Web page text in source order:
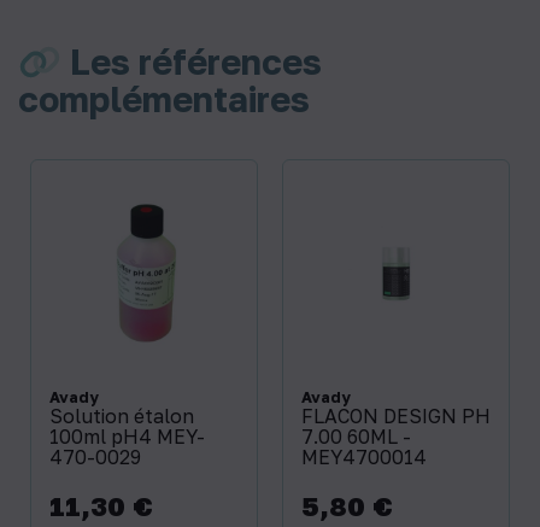
Les références
complémentaires
Avady
Solution étalon
100ml pH4 MEY-
470-0029
Prix
11,30 €
Avady
FLACON DESIGN PH
7.00 60ML -
MEY4700014
Prix
5,80 €